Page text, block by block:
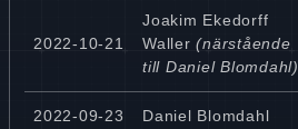
2022-10-21
Joakim Ekedorff
Waller (närstående
till Daniel Blomdahl)
2022-09-23 Daniel Blomdahl